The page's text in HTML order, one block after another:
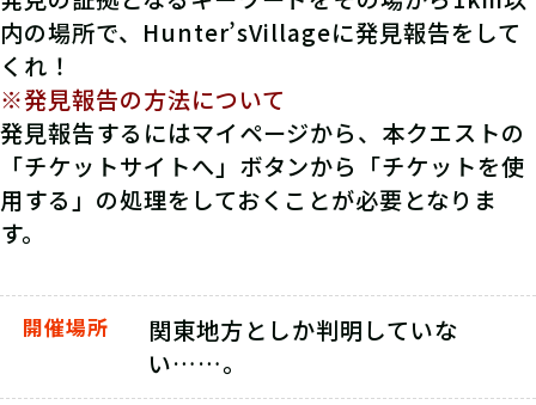
内の場所で、Hunter’sVillageに発見報告をして
くれ！
※発見報告の方法について
発見報告するにはマイページから、本クエストの
「チケットサイトへ」ボタンから「チケットを使
用する」の処理をしておくことが必要となりま
す。
開催場所
関東地方としか判明していな
い……。